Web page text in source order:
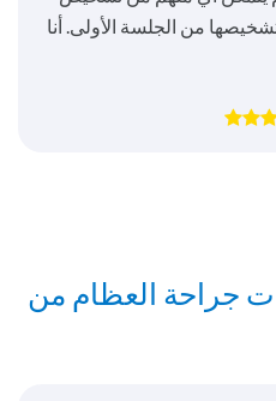
من الجلسة الأولى. أنا
جراحة العظام من